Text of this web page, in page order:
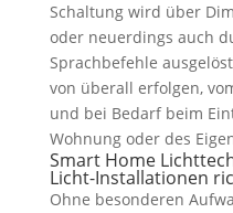
Schaltung wird über
oder neuerdings auch
Sprachbefehle
von überall erfolgen,
und bei Bedarf beim
Wohnung oder des
Smart Home
Licht-Installationen
Ohne besonderen